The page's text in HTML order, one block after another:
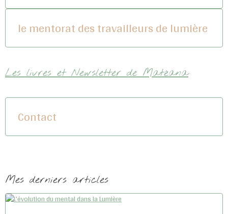
le mentorat des travailleurs de lumière
Les livres et Newsletter de Matéana
Contact
Mes derniers articles